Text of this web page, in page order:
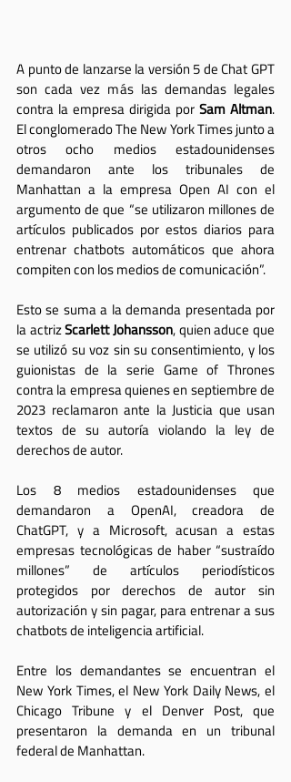
A punto de lanzarse la versión 5 de Chat GPT
son cada vez más las demandas legales
contra la empresa dirigida por Sam Altman.
El conglomerado The New York Times junto a
otros ocho medios estadounidenses
demandaron ante los tribunales de
Manhattan a la empresa Open AI con el
argumento de que “se utilizaron millones de
artículos publicados por estos diarios para
entrenar chatbots automáticos que ahora
compiten con los medios de comunicación”.
Esto se suma a la demanda presentada por
la actriz Scarlett Johansson, quien aduce que
se utilizó su voz sin su consentimiento, y los
guionistas de la serie Game of Thrones
contra la empresa quienes en septiembre de
2023 reclamaron ante la Justicia que usan
textos de su autoría violando la ley de
derechos de autor.
Los 8 medios estadounidenses que
demandaron a OpenAI, creadora de
ChatGPT, y a Microsoft, acusan a estas
empresas tecnológicas de haber “sustraído
millones” de artículos periodísticos
protegidos por derechos de autor sin
autorización y sin pagar, para entrenar a sus
chatbots de inteligencia artificial.
Entre los demandantes se encuentran el
New York Times, el New York Daily News, el
Chicago Tribune y el Denver Post, que
presentaron la demanda en un tribunal
federal de Manhattan.